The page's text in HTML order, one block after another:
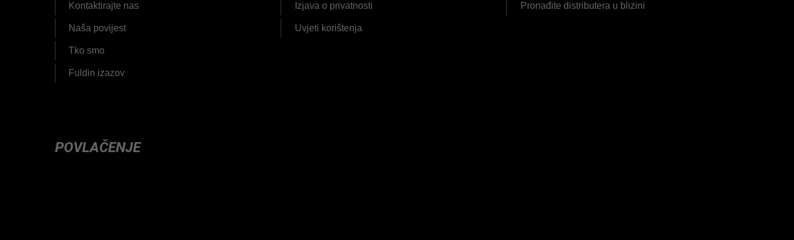
Kontaktirajte nas
Naša povijest
Tko smo
Fuldin izazov
Izjava o privatnosti
Uvjeti korištenja
Pronađite distributera u blizini
POVLAČENJE